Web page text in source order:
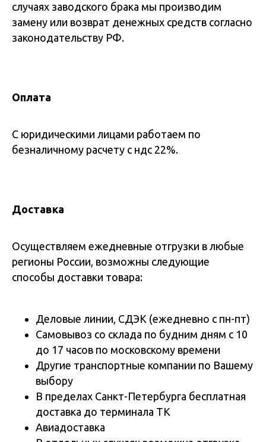
случаях заводского брака мы производим
замену или возврат денежных средств согласно
законодательству РФ.
Оплата
С юридическими лицами работаем по
безналичному расчету с ндс 22%.
Доставка
Осуществляем ежедневные отгрузки в любые
регионы России, возможны следующие
способы доставки товара:
Деловые линии, СДЭК (ежедневно с пн-пт)
Самовывоз со склада по будним дням с 10
до 17 часов по московскому времени
Другие транспортные компании по Вашему
выбору
В пределах Санкт-Петербурга бесплатная
доставка до терминала ТК
Авиадоставка